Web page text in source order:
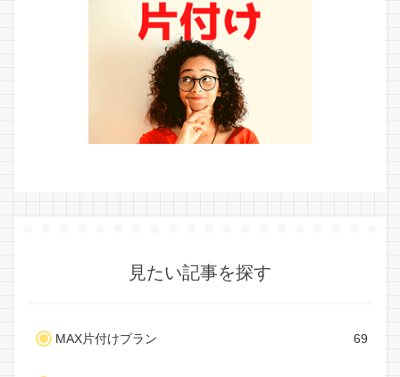
見たい記事を探す
MAX片付けプラン 69